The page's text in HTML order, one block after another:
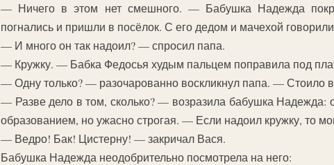
— Ничего в этом нет смешного. — Бабушка Надежда
погнались и пришли в посёлок. С его дедом и мачехой
— И много он так надоил? — спросил папа.
— Кружку. — Бабка Федосья худым пальцем поправила под
— Одну только? — разочарованно воскликнул папа. — Стоило
— Разве дело в том, сколько? — возразила бабушка
образованием, но ужасно строгая. — Если надоил кружку, то
— Ведро! Бак! Цистерну! — закричал Вася.
Бабушка Надежда неодобрительно посмотрела на него: